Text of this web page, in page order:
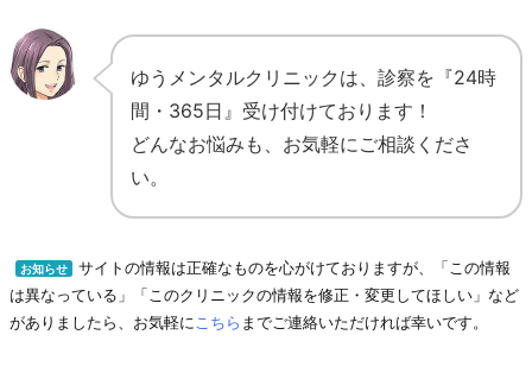
ゆうメンタルクリニックは、診察を『24時
間・365日』受け付けております！
どんなお悩みも、お気軽にご相談くださ
い。
お知らせ
サイトの情報は正確なものを心がけておりますが、「この情報
は異なっている」「このクリニックの情報を修正・変更してほしい」など
がありましたら、お気軽に こちら までご連絡いただければ幸いです。